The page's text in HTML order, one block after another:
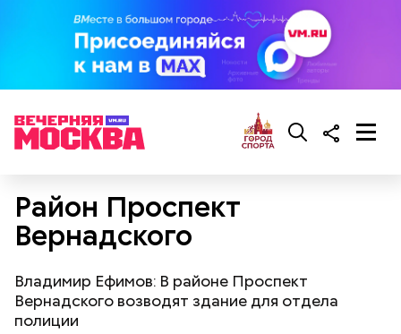
Район Проспект
Вернадского
Владимир Ефимов: В районе Проспект
Вернадского возводят здание для отдела
полиции